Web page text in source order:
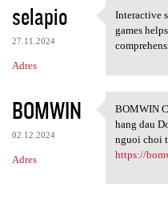
selapio
27.11.2024
Adres
Interactive
games
BOMWIN
02.12.2024
Adres
BOMWIN
BOMWIN
hang dau
nguoi choi
https://